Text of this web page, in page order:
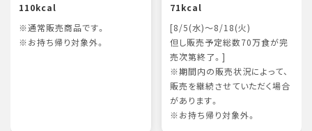
110kcal
※通常販売商品です。
※お持ち帰り対象外。
71kcal
[8/5(水)～8/18(火)
但し販売予定総数70万食が完
売次第終了。]
※期間内の販売状況によって、
販売を継続させていただく場合
があります。
※お持ち帰り対象外。